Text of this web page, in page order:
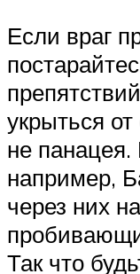
Если враг
укрыться
не
например,
через них
Так что